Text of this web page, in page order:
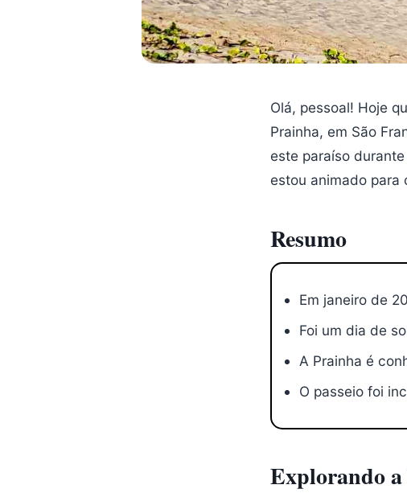
Olá, pessoal! Hoje
Prainha, em São
este paraíso
estou animado
Resumo
Em janeiro de
Foi um dia de
A Prainha é
O passeio foi
Explorando